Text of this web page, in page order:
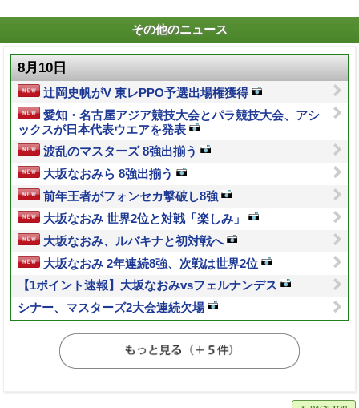
その他のニュース
8月10日
辻岡史帆がV 東レPPO予選出場権獲得
愛知・名古屋アジア競技大会とパラ競技大会、アシ
ックスが日本代表ウエアを発表
波乱のマスターズ 8強出揃う
大坂なおみら 8強出揃う
前年王者がフォンセカ撃破し8強
大坂なおみ 世界2位と対戦「楽しみ」
大坂なおみ、ルバキナと初対戦へ
大坂なおみ 2年連続8強、次戦は世界2位
【1ポイント速報】大坂なおみvsフェルナンデス
シナー、マスターズ2大会連続欠場